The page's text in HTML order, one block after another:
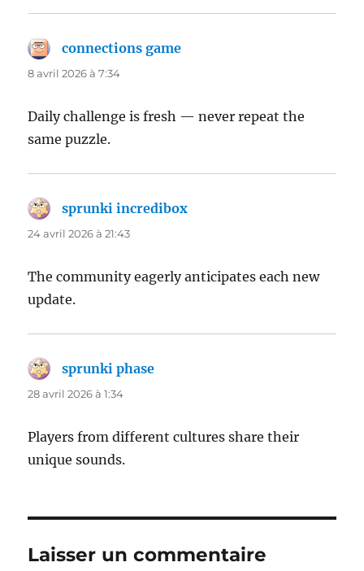
connections game
8 avril 2026 à 7:34
Daily challenge is fresh — never repeat the
same puzzle.
sprunki incredibox
24 avril 2026 à 21:43
The community eagerly anticipates each new
update.
sprunki phase
28 avril 2026 à 1:34
Players from different cultures share their
unique sounds.
Laisser un commentaire